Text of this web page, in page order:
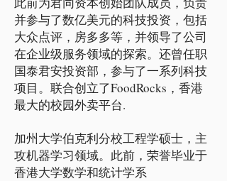
并参与了数亿美元的科技投资，包括
大众点评，房多多等，并领导了公司
在企业级服务领域的探索。还曾任职
国泰君安投资部，参与了一系列科技
项目。联合创立了FoodRocks，香港
最大的校园外卖平台.
加州大学伯克利分校工程学硕士，主
攻机器学习领域。此前，荣誉毕业于
香港大学数学和统计学系